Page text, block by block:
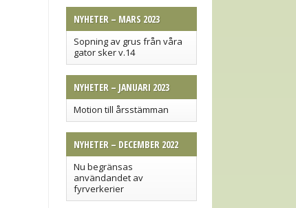
NYHETER – MARS 2023
Sopning av grus från våra
gator sker v.14
NYHETER – JANUARI 2023
Motion till årsstämman
NYHETER – DECEMBER 2022
Nu begränsas
användandet av
fyrverkerier